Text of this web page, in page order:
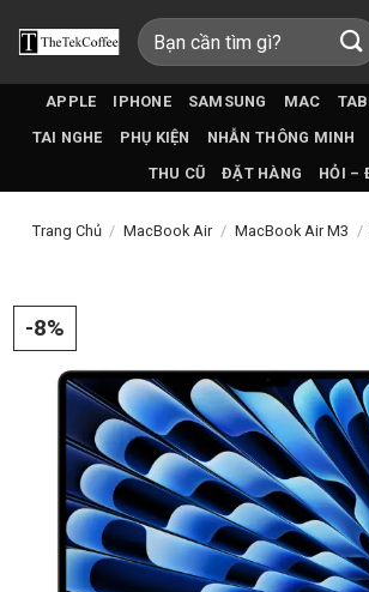
qua
Tìm
kiếm:
APPLE IPHONE SAMSUNG MAC
TAI NGHE
PHỤ KIỆN NHẪN THÔNG MINH
THU CŨ
ĐẶT HÀNG HỎI –
Trang Chủ / MacBook Air / MacBook Air M3 /
-8%